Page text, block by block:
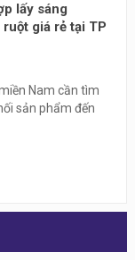
lấy sáng
giá rẻ tại TP
Nam cần tìm
sản phẩm đến